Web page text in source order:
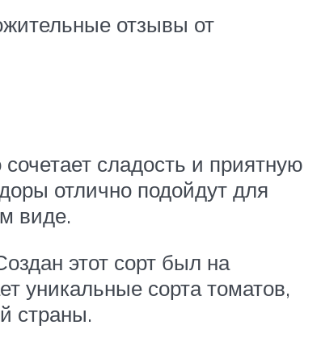
отзывы от
сладость и приятную
отлично подойдут для
виде.
этот сорт был на
уникальные сорта томатов,
страны.